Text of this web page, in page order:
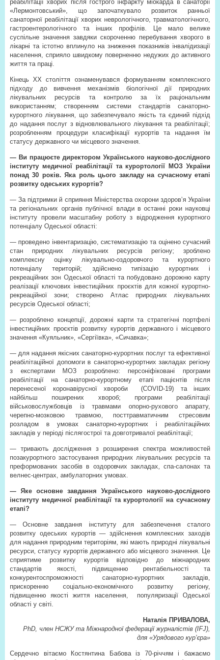
реабілітації хворих після гострого інфаркту міокарда в санаторії
«Лермонтовський», що започаткувало розвиток ранньої
санаторної реабілітації хворих неврологічного, травматологічного,
гастроентерологічного та інших профілів. Це мало велике
суспільне значення завдяки скороченню перебування хворого в
лікарні та істотно вплинуло на зниження показників інвалідизації
населення, сприяло швидкому поверненню недужих до активного
життя та праці.
Кінець ХХ століття ознаменувався формуванням комплексного
підходу до вивчення механізмів біологічної дії природних
лікувальних ресурсів та контролю за їх раціональним
використанням; створенням системи стандартів санаторно-
курортного лікування, що забезпечувало якість та єдиний підхід
до надання послуг з відновлювального лікування та реабілітації;
розробленням процедури класифікації курортів та надання їм
статусу державного чи місцевого значення.
— Ви працюєте директором Українського науково-дослідного
інституту медичної реабілітації та курортології МОЗ України
понад 30 років. Яка роль цього закладу на сучасному етапі
розвитку одеських курортів?
— За підтримки й сприяння Міністерства охорони здоров’я України
та регіональних органів публічної влади в останні роки науковці
інституту провели масштабну роботу з відродження курортного
потенціалу Одеської області:
— проведено інвентаризацію, систематизацію та оцінено сучасний
стан природних лікувальних ресурсів регіону; зроблено
комплексну оцінку лікувально-оздоровчого та курортного
потенціалу територій; здійснено типізацію курортних і
рекреаційних зон Одеської області та побудовано дорожню карту
реалізації ключових інвестиційних проєктів для кожної курортно-
рекреаційної зони; створено Атлас природних лікувальних
ресурсів Одеської області;
— розроблено концепції, дорожні карти та стратегічні портфелі
інвестиційних проєктів розвитку курортів державного і місцевого
значення «Куяльник», «Сергіївка», «Сичавка»;
— для надання якісних санаторно-курортних послуг та ефективної
реабілітаційної допомоги в санаторно-курортних закладах регіону
з експертами МОЗ розроблено: персоніфіковані програми
реабілітації на санаторно-курортному етапі пацієнтів після
перенесеної коронавірусної хвороби
(COVID-19) та інших
найбільш поширених хвороб; програми реабілітації
військовослужбовців із травмами опорно-рухового апарату,
черепно-мозковою травмою, посттравматичним стресовим
розладом в умовах санаторно-курортних і реабілітаційних
закладів у періоді післягострої та довготривалої реабілітації;
— тривають дослідження з розширення спектра можливостей
позакурортного застосування природних лікувальних ресурсів та
преформованих засобів в оздоровчих закладах, спа-салонах та
велнес-центрах, амбулаторних умовах.
— Яке основне завдання Українського науково-дослідного
інституту медичної реабілітації та курортології на сучасному
етапі?
— Основне завдання інституту для забезпечення сталого
розвитку одеських курортів — здійснення комплексних заходів
для надання природним територіям, які мають природні лікувальні
ресурси, статусу курортів державного або місцевого значення. Це
сприятиме розвитку курортів відповідно до міжнародних
стандартів якості, підвищенню рентабельності та
конкурентоспроможності санаторно-курортних закладів,
прискоренню соціально-економічного розвитку регіону,
підвищенню якості життя населення,
популяризації Одеської
області у світі.
Наталія ПРИВАЛОВА,
PhD, член НСЖУ та Міжнародної федерації журналістів (IFJ),
для «Урядового кур’єра»
Сердечно вітаємо Костянтина Бабова із 70-річчям і бажаємо